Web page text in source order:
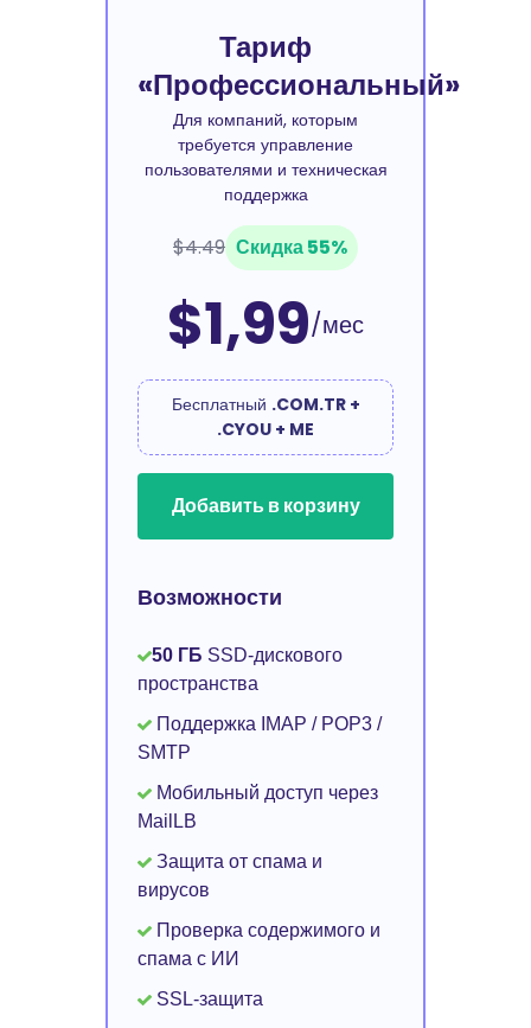
Тариф
«Профессиональный»
Для компаний, которым
требуется управление
пользователями и техническая
поддержка
$4.49 Скидка 55%
$1,99/мес
Бесплатный .COM.TR +
.CYOU + ME
Добавить в корзину
Возможности
50 ГБ SSD-дискового
пространства
Поддержка IMAP / POP3 /
SMTP
Мобильный доступ через
MailLB
Защита от спама и
вирусов
Проверка содержимого и
спама с ИИ
SSL-защита